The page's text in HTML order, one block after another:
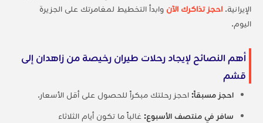
الإيرانية. احجز تذاكرك الآن وابدأ التخطيط لمغامرتك على الجزيرة
اليوم.
أهم النصائح لإيجاد رحلات طيران رخيصة من زاهدان إلى
قشم
احجز مسبقاً:احجز رحلتك مبكراً للحصول على أقل الأسعار.
سافر في منتصف الأسبوع:غالباً ما تكون أيام الثلاثاء